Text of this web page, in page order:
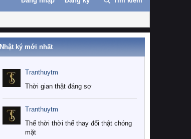
Nhật ký mới nhất
Tranthuytm
Thời gian thật đáng sợ
Tranthuytm
Thế thời thời thế thay đổi thật chóng
mặt